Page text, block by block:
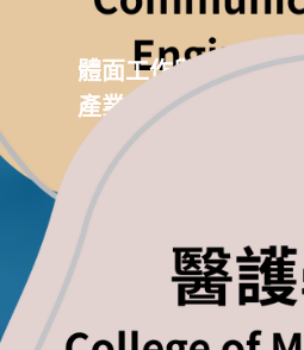
體面工作與經濟成長
產業、創新與基礎設施